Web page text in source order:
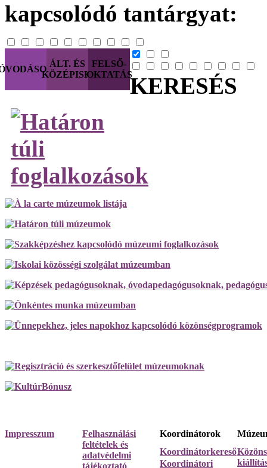
kapcsolódó tantárgyat:
ÁLT. ÉS
KÖZÉPISK.
FELSŐ-
OKTATÁSKERESÉS
Impresszum
Felhasználási
feltételek és
adatvédelmi
tájékoztató
Koordinátorok
Koordinátorkereső
Koordinátori